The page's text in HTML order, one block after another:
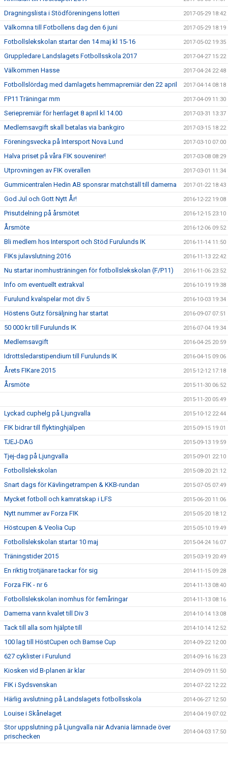
Dragningslista i Stödföreningens lotteri 2017-05-29 18:42
Välkomna till Fotbollens dag den 6 juni 2017-05-29 18:19
Fotbollslekskolan startar den 14 maj kl 15-16 2017-05-02 19:35
Gruppledare Landslagets Fotbollsskola 2017 2017-04-27 15:22
Välkommen Hasse 2017-04-24 22:48
Fotbollslördag med damlagets hemmapremiär den 22 april 2017-04-14 08:18
FP11 Träningar mm 2017-04-09 11:30
Seriepremiär för herrlaget 8 april kl 14.00 2017-03-31 13:37
Medlemsavgift skall betalas via bankgiro 2017-03-15 18:22
Föreningsvecka på Intersport Nova Lund 2017-03-10 07:00
Halva priset på våra FIK souvenirer! 2017-03-08 08:29
Utprovningen av FIK overallen 2017-03-01 11:34
Gummicentralen Hedin AB sponsrar matchställ till damerna 2017-01-22 18:43
God Jul och Gott Nytt År! 2016-12-22 19:08
Prisutdelning på årsmötet 2016-12-15 23:10
Årsmöte 2016-12-06 09:52
Bli medlem hos Intersport och Stöd Furulunds IK 2016-11-14 11:50
FIKs julavslutning 2016 2016-11-13 22:42
Nu startar inomhusträningen för fotbollslekskolan (F/P11) 2016-11-06 23:52
Info om eventuellt extrakval 2016-10-19 19:38
Furulund kvalspelar mot div 5 2016-10-03 19:34
Höstens Gutz försäljning har startat 2016-09-07 07:51
50 000 kr till Furulunds IK 2016-07-04 19:34
Medlemsavgift 2016-04-25 20:59
Idrottsledarstipendium till Furulunds IK 2016-04-15 09:06
Årets FIKare 2015 2015-12-12 17:18
Årsmöte 2015-11-30 06:52
2015-11-20 05:49
Lyckad cuphelg på Ljungvalla 2015-10-12 22:44
FIK bidrar till flyktinghjälpen 2015-09-15 19:01
TJEJ-DAG 2015-09-13 19:59
Tjej-dag på Ljungvalla 2015-09-01 22:10
Fotbollslekskolan 2015-08-20 21:12
Snart dags för Kävlingetrampen & KKB-rundan 2015-07-05 07:49
Mycket fotboll och kamratskap i LFS 2015-06-20 11:06
Nytt nummer av Forza FIK 2015-05-20 18:12
Höstcupen & Veolia Cup 2015-05-10 19:49
Fotbollslekskolan startar 10 maj 2015-04-24 16:07
Träningstider 2015 2015-03-19 20:49
En riktig trotjänare tackar för sig 2014-11-15 09:28
Forza FIK - nr 6 2014-11-13 08:40
Fotbollslekskolan inomhus för femåringar 2014-11-13 08:16
Damerna vann kvalet till Div 3 2014-10-14 13:08
Tack till alla som hjälpte till 2014-10-14 12:52
100 lag till HöstCupen och Bamse Cup 2014-09-22 12:00
627 cyklister i Furulund 2014-09-16 16:23
Kiosken vid B-planen är klar 2014-09-09 11:50
FIK i Sydsvenskan 2014-07-22 12:22
Härlig avslutning på Landslagets fotbollsskola 2014-06-27 12:50
Louise i Skånelaget 2014-04-19 07:02
Stor uppslutning på Ljungvalla när Advania lämnade över
prischecken
2014-04-03 17:50